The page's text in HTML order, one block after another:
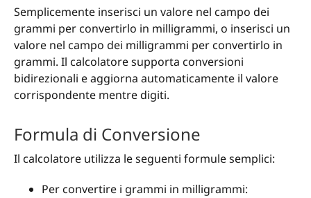
Semplicemente inserisci un valore nel campo dei
grammi per convertirlo in milligrammi, o inserisci un
valore nel campo dei milligrammi per convertirlo in
grammi. Il calcolatore supporta conversioni
bidirezionali e aggiorna automaticamente il valore
corrispondente mentre digiti.
Formula di Conversione
Il calcolatore utilizza le seguenti formule semplici:
Per convertire i grammi in milligrammi: